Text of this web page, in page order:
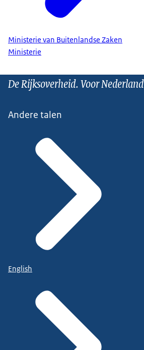
Ministerie van Buitenlandse Zaken
Ministerie
De Rijksoverheid. Voor Nederland
Andere talen
English